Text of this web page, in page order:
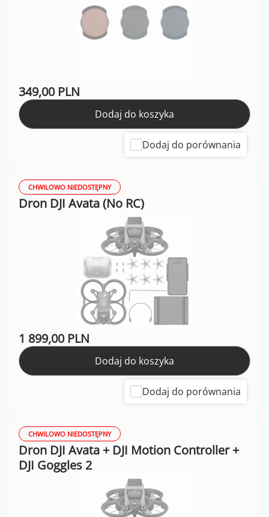
349,00 PLN
Dodaj do koszyka
Dodaj do porównania
CHWILOWO NIEDOSTĘPNY
Dron DJI Avata (No RC)
1 899,00 PLN
Dodaj do koszyka
Dodaj do porównania
CHWILOWO NIEDOSTĘPNY
Dron DJI Avata + DJI Motion Controller +
DJI Goggles 2